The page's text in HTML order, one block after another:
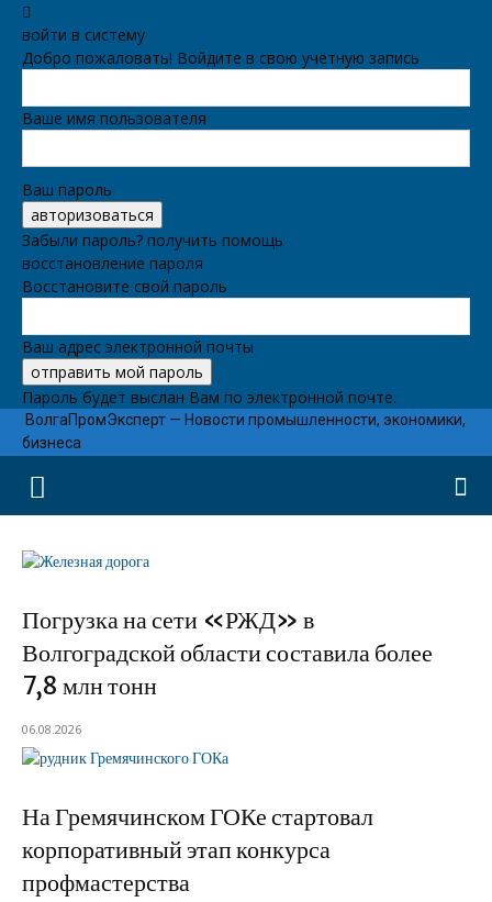
войти в систему
Добро пожаловать! Войдите в свою учётную запись
Ваше имя пользователя
Ваш пароль
Забыли пароль? получить помощь
восстановление пароля
Восстановите свой пароль
Ваш адрес электронной почты
Пароль будет выслан Вам по электронной почте.
ВолгаПромЭксперт — Новости промышленности, экономики,
бизнеса
Погрузка на сети «РЖД» в
Волгоградской области составила более
7,8 млн тонн
06.08.2026
На Гремячинском ГОКе стартовал
корпоративный этап конкурса
профмастерства